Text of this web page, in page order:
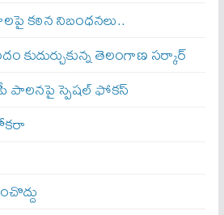
కఠిన నిబంధనలు..
కుదుర్చుకున్న తెలంగాణ స‌ర్కార్
పాలనపై స్పెషల్ ఫోకస్